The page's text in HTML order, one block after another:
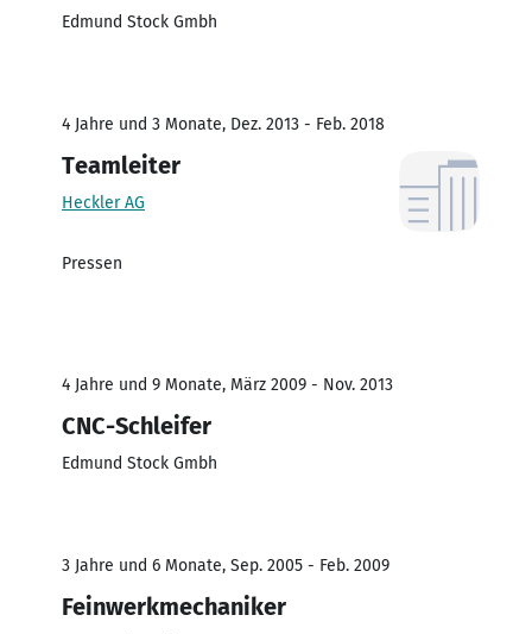
Edmund Stock Gmbh
4 Jahre und 3 Monate, Dez. 2013 - Feb. 2018
Teamleiter
Heckler AG
Pressen
4 Jahre und 9 Monate, März 2009 - Nov. 2013
CNC-Schleifer
Edmund Stock Gmbh
3 Jahre und 6 Monate, Sep. 2005 - Feb. 2009
Feinwerkmechaniker